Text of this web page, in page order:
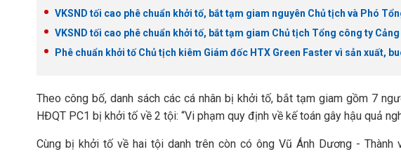
VKSND tối cao phê chuẩn khởi tố, bắt tạm giam nguyên Chủ tịch và Phó
VKSND tối cao phê chuẩn khởi tố, bắt tạm giam Chủ tịch Tổng công ty
Phê chuẩn khởi tố Chủ tịch kiêm Giám đốc HTX Green Faster vì sản xuất,
Theo công bố, danh sách các cá nhân bị khởi tố, bắt tạm giam gồm 7
HĐQT PC1 bị khởi tố về 2 tội: “Vi phạm quy định về kế toán gây hậu quả
Cùng bị khởi tố về hai tội danh trên còn có ông Vũ Ánh Dương -